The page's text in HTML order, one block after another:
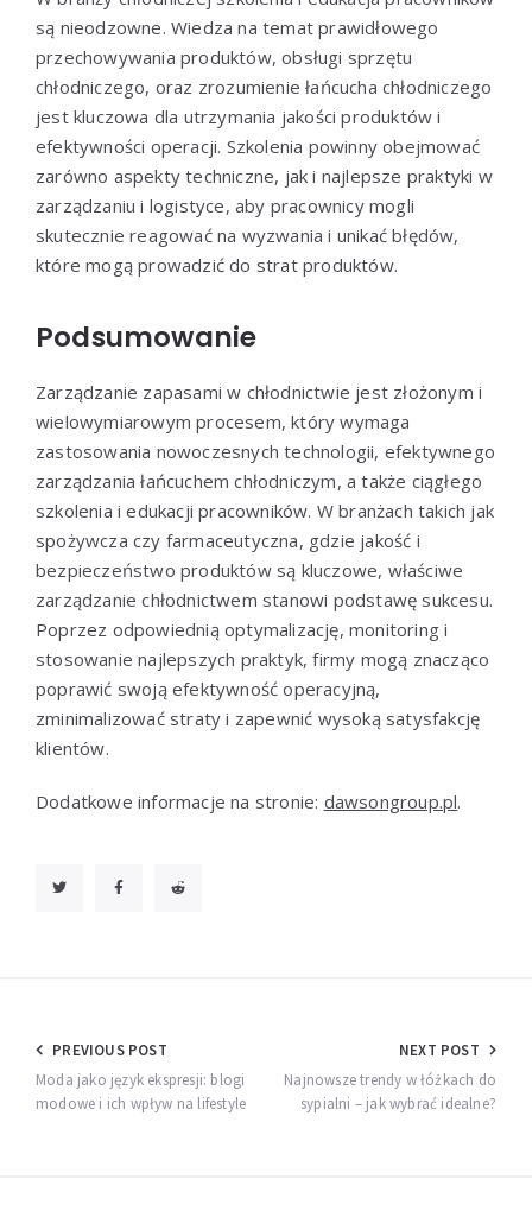
są nieodzowne. Wiedza na temat prawidłowego
przechowywania produktów, obsługi sprzętu
chłodniczego, oraz zrozumienie łańcucha chłodniczego
jest kluczowa dla utrzymania jakości produktów i
efektywności operacji. Szkolenia powinny obejmować
zarówno aspekty techniczne, jak i najlepsze praktyki w
zarządzaniu i logistyce, aby pracownicy mogli
skutecznie reagować na wyzwania i unikać błędów,
które mogą prowadzić do strat produktów.
Podsumowanie
Zarządzanie zapasami w chłodnictwie jest złożonym i
wielowymiarowym procesem, który wymaga
zastosowania nowoczesnych technologii, efektywnego
zarządzania łańcuchem chłodniczym, a także ciągłego
szkolenia i edukacji pracowników. W branżach takich jak
spożywcza czy farmaceutyczna, gdzie jakość i
bezpieczeństwo produktów są kluczowe, właściwe
zarządzanie chłodnictwem stanowi podstawę sukcesu.
Poprzez odpowiednią optymalizację, monitoring i
stosowanie najlepszych praktyk, firmy mogą znacząco
poprawić swoją efektywność operacyjną,
zminimalizować straty i zapewnić wysoką satysfakcję
klientów.
Dodatkowe informacje na stronie: dawsongroup.pl.
Nawigacja
wpisu
PREVIOUS POST
Moda jako język ekspresji: blogi
modowe i ich wpływ na lifestyle
NEXT POST
Najnowsze trendy w łóżkach do
sypialni – jak wybrać idealne?